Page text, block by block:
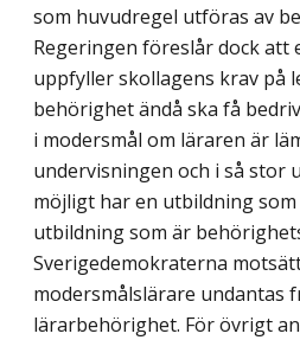
som huvudregel utföras av
Regeringen föreslår dock att
uppfyller skollagens krav på
behörighet ändå ska få
i modersmål om läraren är
undervisningen och i så stor
möjligt har en utbildning
utbildning som är
Sverigedemo­kraterna
modersmålslärare undantas
lärarbehörig­het. För övrigt